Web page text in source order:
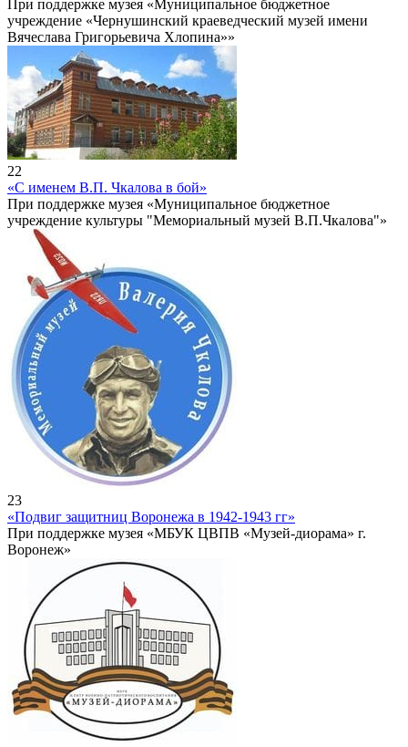
При поддержке музея «Муниципальное бюджетное
учреждение «Чернушинский краеведческий музей имени
Вячеслава Григорьевича Хлопина»»
22
«С именем В.П. Чкалова в бой»
При поддержке музея «Муниципальное бюджетное
учреждение культуры "Мемориальный музей В.П.Чкалова"»
23
«Подвиг защитниц Воронежа в 1942-1943 гг»
При поддержке музея «МБУК ЦВПВ «Музей-диорама» г.
Воронеж»